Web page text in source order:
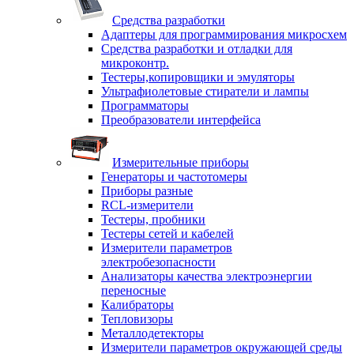
Средства разработки
Адаптеры для программирования микросхем
Средства разработки и отладки для
микроконтр.
Тестеры,копировщики и эмуляторы
Ультрафиолетовые стиратели и лампы
Программаторы
Преобразователи интерфейса
Измерительные приборы
Генераторы и частотомеры
Приборы разные
RCL-измерители
Тестеры, пробники
Тестеры сетей и кабелей
Измерители параметров
электробезопасности
Анализаторы качества электроэнергии
переносные
Калибраторы
Тепловизоры
Металлодетекторы
Измерители параметров окружающей среды